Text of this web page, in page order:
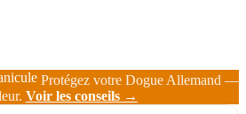
Protégez votre Dogue Allemand —
Voir les conseils →